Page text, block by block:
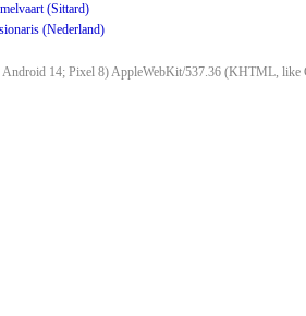
(Sittard)
(Nederland)
14; Pixel 8) AppleWebKit/537.36 (KHTML, like